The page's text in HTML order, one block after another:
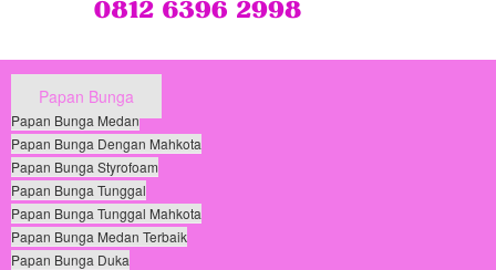
Papan Bunga
Papan Bunga Medan
Papan Bunga Dengan Mahkota
Papan Bunga Styrofoam
Papan Bunga Tunggal
Papan Bunga Tunggal Mahkota
Papan Bunga Medan Terbaik
Papan Bunga Duka